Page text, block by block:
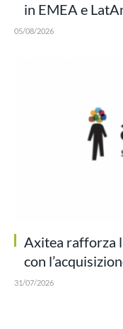
in EMEA e
05/08/2026
Axitea rafforza
con
31/07/2026